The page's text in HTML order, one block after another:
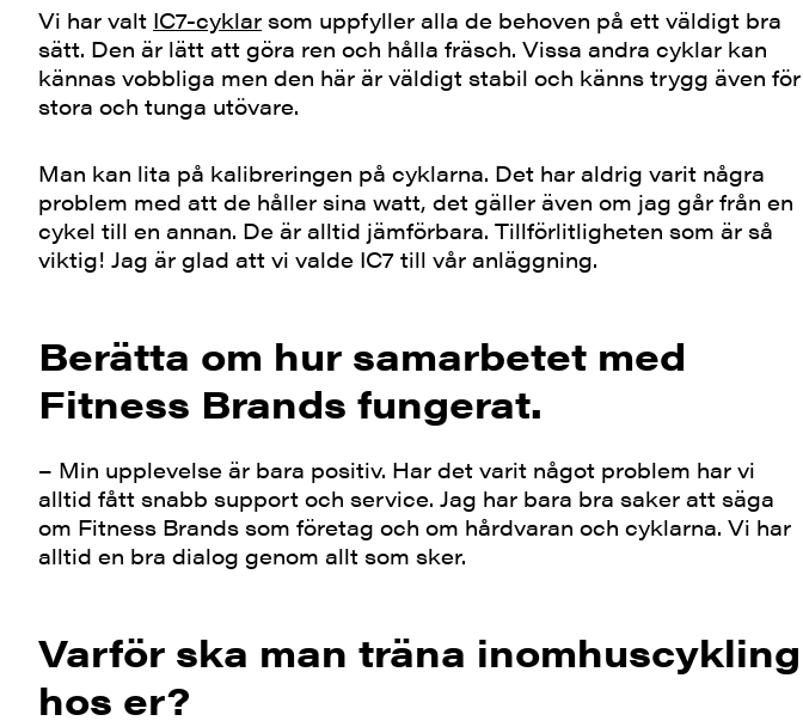
Vi har valt IC7-cyklar som uppfyller alla de behoven på ett väldigt bra
sätt. Den är lätt att göra ren och hålla fräsch. Vissa andra cyklar kan
kännas vobbliga men den här är väldigt stabil och känns trygg även för
stora och tunga utövare.
Man kan lita på kalibreringen på cyklarna. Det har aldrig varit några
problem med att de håller sina watt, det gäller även om jag går från en
cykel till en annan. De är alltid jämförbara. Tillförlitligheten som är så
viktig! Jag är glad att vi valde IC7 till vår anläggning.
Berätta om hur samarbetet med
Fitness Brands fungerat.
– Min upplevelse är bara positiv. Har det varit något problem har vi
alltid fått snabb support och service. Jag har bara bra saker att säga
om Fitness Brands som företag och om hårdvaran och cyklarna. Vi har
alltid en bra dialog genom allt som sker.
Varför ska man träna inomhuscykling
hos er?